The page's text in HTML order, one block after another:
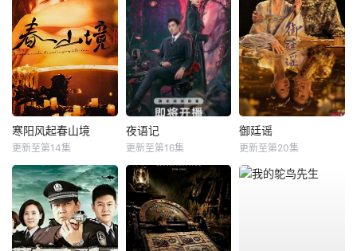
寒阳风起春山境
更新至第14集
夜语记
更新至第16集
御廷谣
更新至第20集